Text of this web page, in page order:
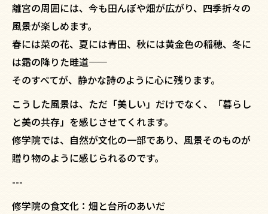
離宮の周囲には、今も田んぼや畑が広がり、四季折々の
風景が楽しめます。
春には菜の花、夏には青田、秋には黄金色の稲穂、冬に
は霜の降りた畦道——
そのすべてが、静かな詩のように心に残ります。
こうした風景は、ただ「美しい」だけでなく、「暮らし
と美の共存」を感じさせてくれます。
修学院では、自然が文化の一部であり、風景そのものが
贈り物のように感じられるのです。
---
修学院の食文化：畑と台所のあいだ